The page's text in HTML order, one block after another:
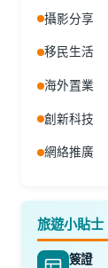
攝影分享
移民生活
海外置業
創新科技
網絡推廣
旅遊小貼士
簽證